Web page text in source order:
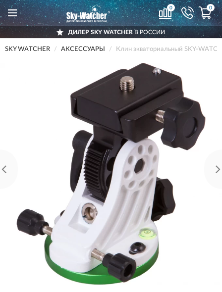
0 0
ДИЛЕР SKY WATCHER В РОССИИ
SKY WATCHER АКСЕССУАРЫ Клин экваториальный SKY-